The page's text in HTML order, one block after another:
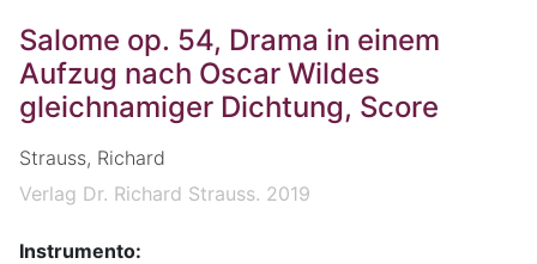
Salome op. 54, Drama in einem
Aufzug nach Oscar Wildes
gleichnamiger Dichtung, Score
Strauss, Richard
Verlag Dr. Richard Strauss. 2019
Instrumento: